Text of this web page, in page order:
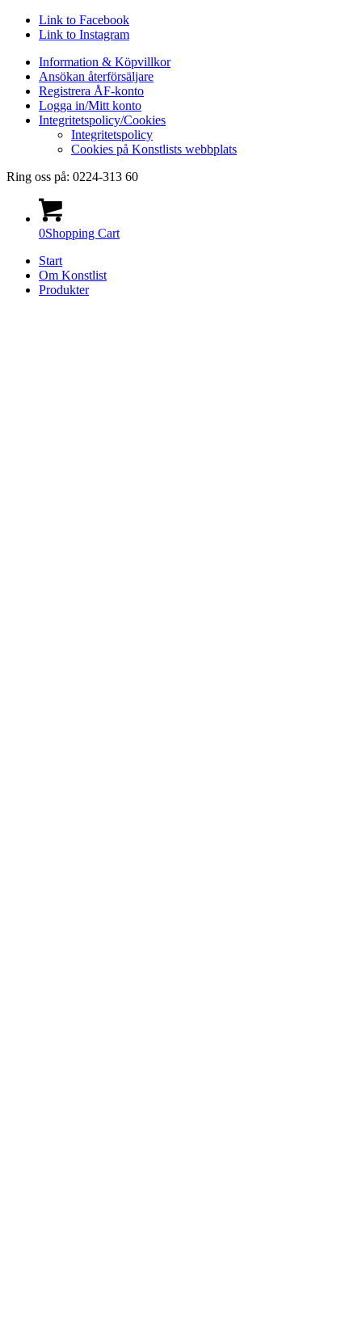
Link to Facebook
Link to Instagram
Information & Köpvillkor
Ansökan återförsäljare
Registrera ÅF-konto
Logga in/Mitt konto
Integritetspolicy/Cookies
Integritetspolicy
Cookies på Konstlists webbplats
Ring oss på: 0224-313 60
0Shopping Cart
Start
Om Konstlist
Produkter